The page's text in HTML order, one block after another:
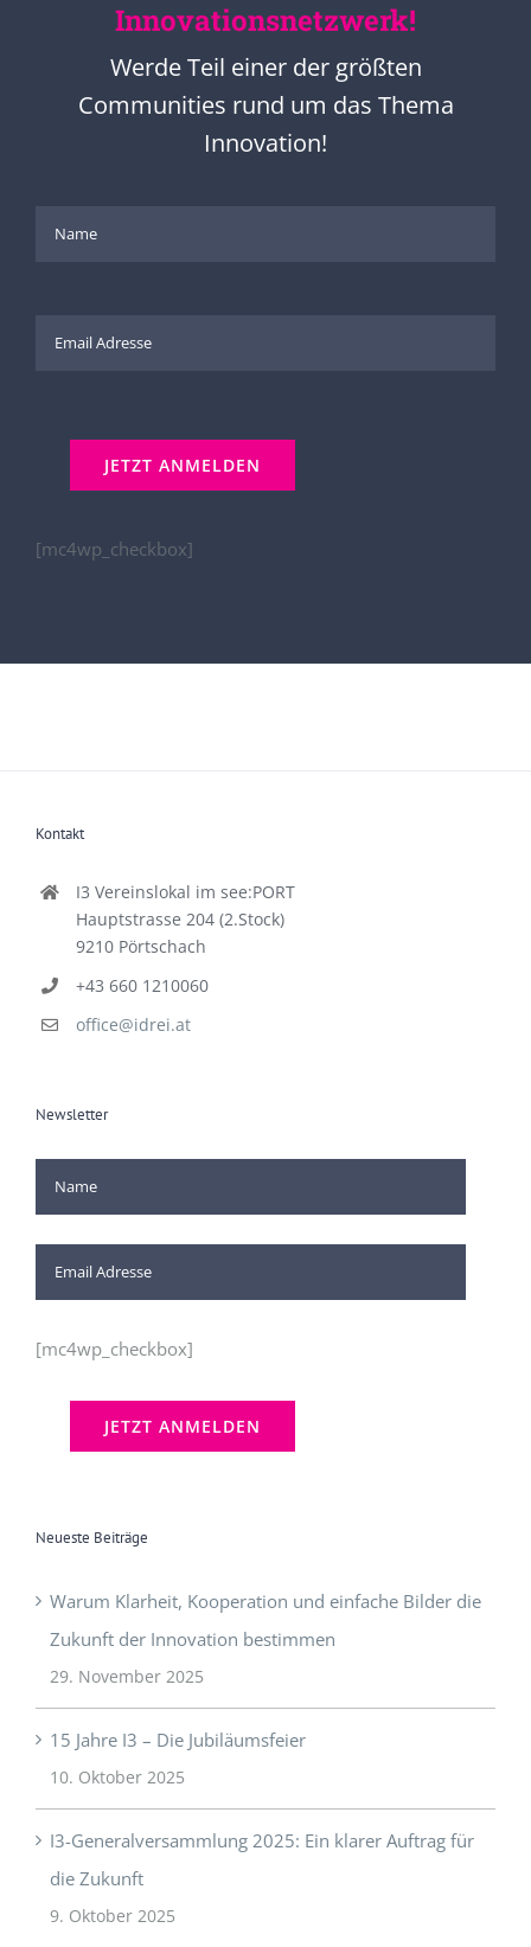
Innovationsnetzwerk!
Werde Teil einer der größten
Communities rund um das Thema
Innovation!
[mc4wp_checkbox]
Kontakt
I3 Vereinslokal im see:PORT
Hauptstrasse 204 (2.Stock)
9210 Pörtschach
+43 660 1210060
office@idrei.at
Newsletter
[mc4wp_checkbox]
Neueste Beiträge
Warum Klarheit, Kooperation und einfache Bilder die
Zukunft der Innovation bestimmen
29. November 2025
15 Jahre I3 – Die Jubiläumsfeier
10. Oktober 2025
I3-Generalversammlung 2025: Ein klarer Auftrag für
die Zukunft
9. Oktober 2025